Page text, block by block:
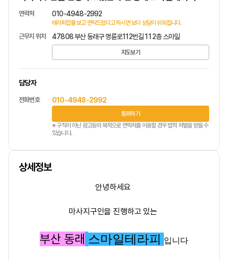
연락처 010-4948-2992
테라피잡를 보고 연락드렸다고 하시면 보다 상담이 쉬워집니다.
근무지 위치 47808 부산 동래구 명륜로112번길 11 2층 스마일
지도보기
담당자
전화번호 010-4948-2992
통화하기
※ 구직이 아닌 광고등의 목적으로 연락처를 이용할 경우 법적 처벌을 받을 수
있습니다.
상세정보
안녕하세요
마사지구인을 진행하고 있는
부산 동래 스마일테라피 입니다